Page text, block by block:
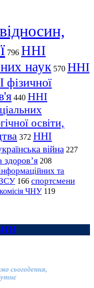
796 ННІ
наук 570 ННІ
фізичної
440 ННІ
освіти,
372 ННІ
війна 227
здоров’я 208
та
166 спортсмени
ЧНУ 119